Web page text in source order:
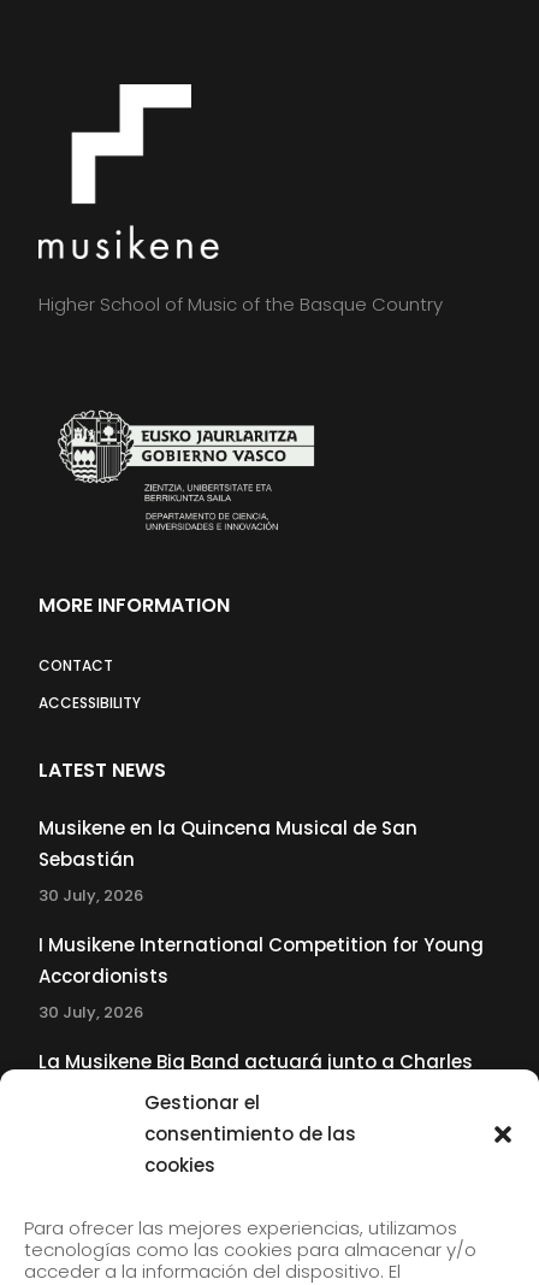
Gestionar el
consentimiento de las
cookies
Para ofrecer las mejores experiencias, utilizamos
tecnologías como las cookies para almacenar y/o
acceder a la información del dispositivo. El
Higher School of Music of the Basque Country
MORE INFORMATION
CONTACT
ACCESSIBILITY
LATEST NEWS
Musikene en la Quincena Musical de San
Sebastián
30 July, 2026
I Musikene International Competition for Young
Accordionists
30 July, 2026
La Musikene Big Band actuará junto a Charles
Tolliver en el 61 Jazzaldia